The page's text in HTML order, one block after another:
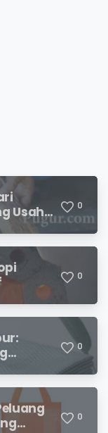
Usaha
0
0
0
0